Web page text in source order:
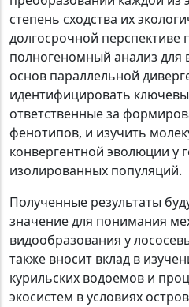
степень сходства их
долгосрочной перспективе
полногеномный анализ для
основ параллельной
идентифицировать
ответственные за
фенотипов, и изучить
конвергентной эволюции у
изолированных популяций.
Полученные результаты
значение для понимания
видообразования у
также вносит вклад в
курильских водоемов и
экосистем в условиях